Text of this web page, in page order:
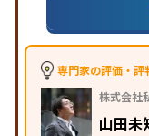
特徴
中高
に学
ットを
可
自
※2023年10月調査。
専門家の評価・評
株式会社
山田未